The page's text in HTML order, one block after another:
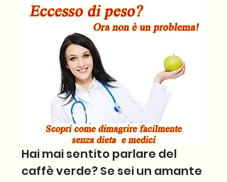
Hai mai sentito parlare del
caffè verde? Se sei un amante